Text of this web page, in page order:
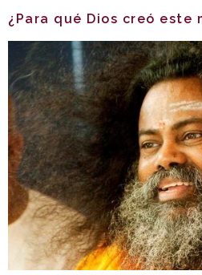
¿Para qué Dios creó este